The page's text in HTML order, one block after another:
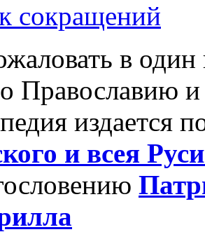
сокращений
в
Православию
издается
и всея